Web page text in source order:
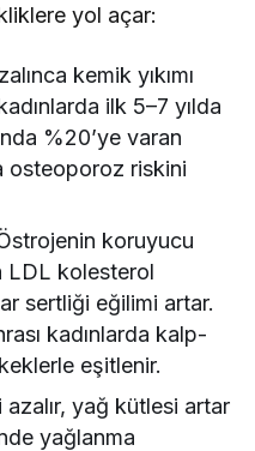
yol açar:
kemik yıkımı
ilk 5–7 yılda
%20’ye varan
osteoporoz riskini
koruyucu
LDL kolesterol
sertliği eğilimi artar.
kadınlarda kalp-
eşitlenir.
yağ kütlesi artar
yağlanma